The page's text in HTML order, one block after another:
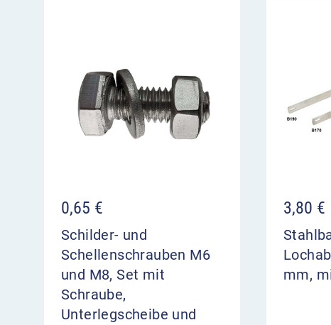
Besonderheit:In den Verwaltungsvorschriften
ausführlichen Regelungen zum Einsatz von
VZ 274-40 Zulässige
kann zu mehr Sicherheit und einer
Abgasbelastung beitragen
0,65 €
Schilder- und
Schellenschrauben M6
und M8, Set mit
Schraube,
Unterlegscheibe und
3,80 €
mm,